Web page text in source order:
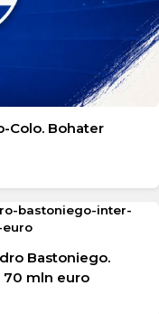
Colo. Bohater
Bastoniego.
70 mln euro